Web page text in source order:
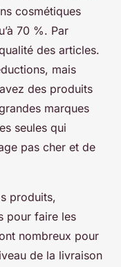
cosmétiques
70 %. Par
des articles.
mais
des produits
marques
seules qui
pas cher et de
produits,
pour faire les
nombreux pour
de la livraison